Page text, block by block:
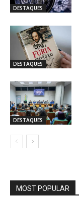
DESTAQUES
DESTAQUES
DESTAQUES
MOST POPULAR